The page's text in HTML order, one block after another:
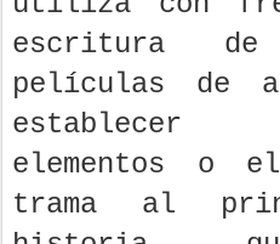
utiliza con
escritura
películas de
establecer
elementos o
trama al